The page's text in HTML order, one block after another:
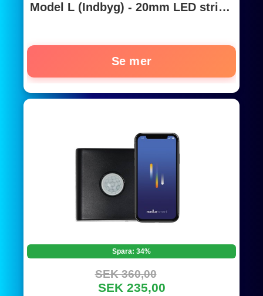
Model L (Indbyg) - 20mm LED strip -
Se mer
Spara: 34%
SEK 360,00
SEK 235,00